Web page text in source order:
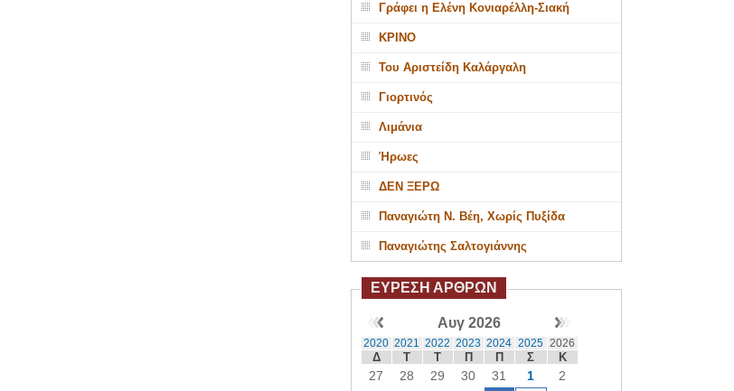
Γράφει η Ελένη Κονιαρέλλη-Σιακή
ΚΡΙΝΟ
Του Αριστείδη Καλάργαλη
Γιορτινός
Λιμάνια
Ήρωες
ΔΕΝ ΞΕΡΩ
Παναγιώτη Ν. Βέη, Χωρίς Πυξίδα
Παναγιώτης Σαλτογιάννης
ΕΥΡΕΣΗ ΑΡΘΡΩΝ
Αυγ 2026
2020 2021 2022 2023 2024 2025 2026
Δ Τ Τ Π Π Σ Κ
27 28 29 30 31 1
2